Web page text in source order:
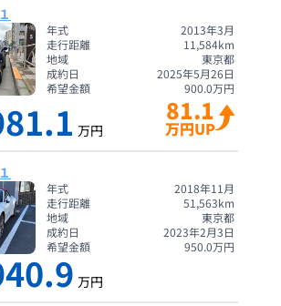
年式
2013年3月
走行距離
11,584km
地域
東京都
成約日
2025年5月26日
希望金額
900.0万円
万円
81.1
万円UP
年式
2018年11月
走行距離
51,563km
地域
東京都
成約日
2023年2月3日
希望金額
950.0万円
万円